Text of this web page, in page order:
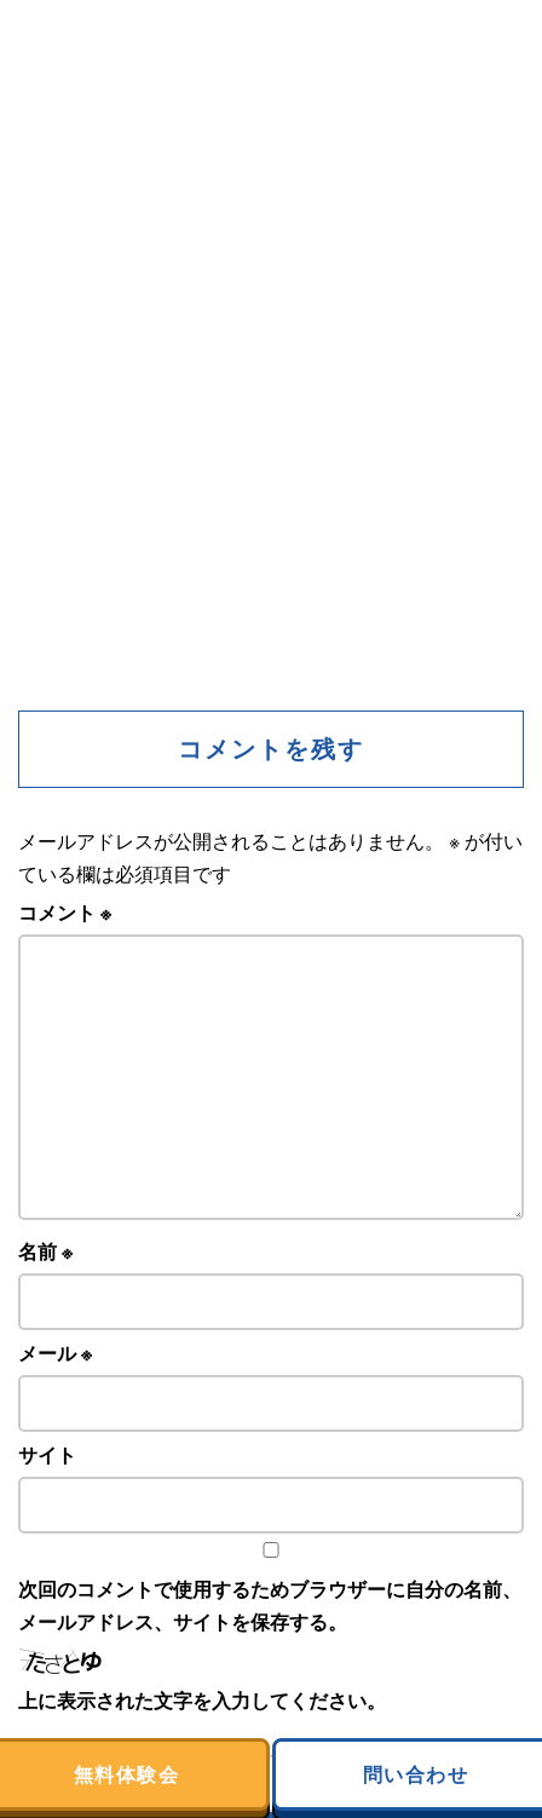
コメントを残す
メールアドレスが公開されることはありません。 ※ が付い
ている欄は必須項目です
コメント ※
名前※
メール※
サイト
次回のコメントで使用するためブラウザーに自分の名前、
メールアドレス、サイトを保存する。
上に表示された文字を入力してください。
無料体験会 問い合わせ